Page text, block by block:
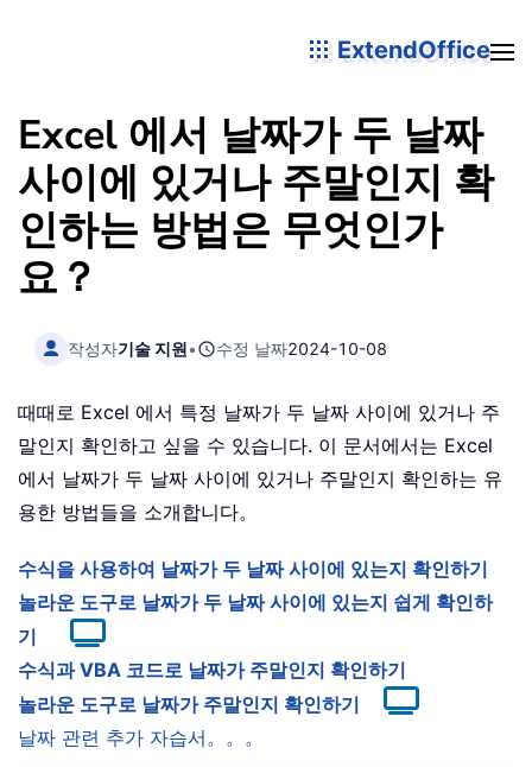
ExtendOffice
Excel 에서 날짜가 두 날짜
사이에 있거나 주말인지 확
인하는 방법은 무엇인가
요？
작성자기술 지원• 수정 날짜2024-10-08
때때로 Excel 에서 특정 날짜가 두 날짜 사이에 있거나 주
말인지 확인하고 싶을 수 있습니다. 이 문서에서는 Excel
에서 날짜가 두 날짜 사이에 있거나 주말인지 확인하는 유
용한 방법들을 소개합니다。
수식을 사용하여 날짜가 두 날짜 사이에 있는지 확인하기
놀라운 도구로 날짜가 두 날짜 사이에 있는지 쉽게 확인하
기
수식과 VBA 코드로 날짜가 주말인지 확인하기
놀라운 도구로 날짜가 주말인지 확인하기
날짜 관련 추가 자습서。。。